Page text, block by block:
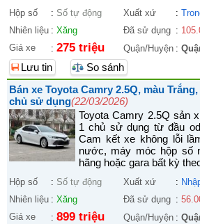
Hộp số : Số tự động Xuất xứ :
Nhiên liệu : Xăng Đã sử dụng :
Giá xe
: 275 triệu Quận/Huyện :
Lưu tin
So sánh
Bán xe Toyota Camry 2.5Q, màu
chủ sử dụng(22/03/2026)
Toyota Camry 2.5Q sản
1 chủ sử dụng từ đầu
Cam kết xe không lỗi
nước, máy móc hộp số
hãng hoặc gara bất kỳ
Hộp số : Số tự động Xuất xứ :
Nhiên liệu : Xăng Đã sử dụng :
Giá xe
: 899 triệu Quận/Huyện :